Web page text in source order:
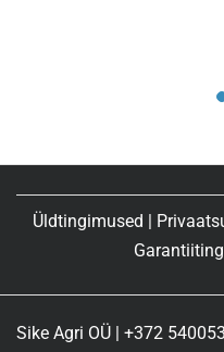
Üldtingimused
Sike Agri OÜ | +372